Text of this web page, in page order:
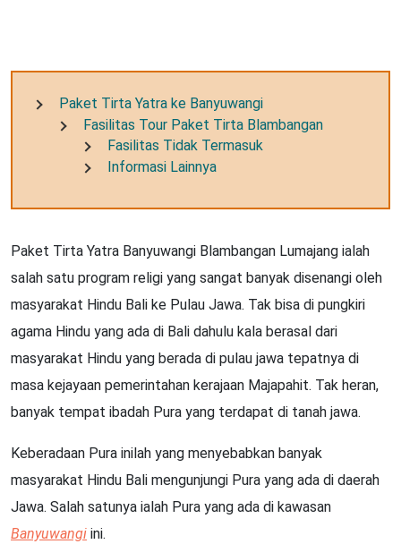
Paket Tirta Yatra ke Banyuwangi
Fasilitas Tour Paket Tirta Blambangan
Fasilitas Tidak Termasuk
Informasi Lainnya
Paket Tirta Yatra Banyuwangi Blambangan Lumajang ialah
salah satu program religi yang sangat banyak disenangi oleh
masyarakat Hindu Bali ke Pulau Jawa. Tak bisa di pungkiri
agama Hindu yang ada di Bali dahulu kala berasal dari
masyarakat Hindu yang berada di pulau jawa tepatnya di
masa kejayaan pemerintahan kerajaan Majapahit. Tak heran,
banyak tempat ibadah Pura yang terdapat di tanah jawa.
Keberadaan Pura inilah yang menyebabkan banyak
masyarakat Hindu Bali mengunjungi Pura yang ada di daerah
Jawa. Salah satunya ialah Pura yang ada di kawasan
Banyuwangi ini.